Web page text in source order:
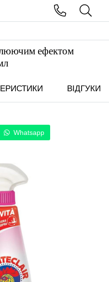
ефектом
ВІДГУКИ
Whatsapp